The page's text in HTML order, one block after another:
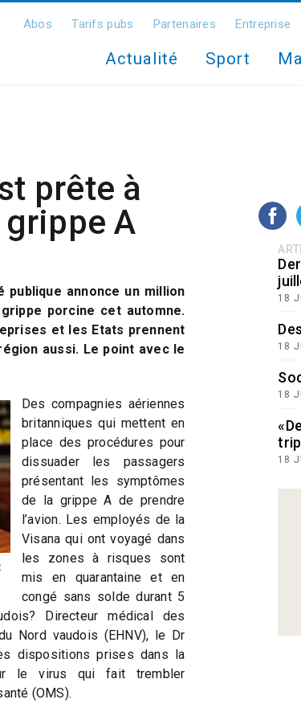
Abos Tarifs pubs Partenaires Entreprise
Actualité Sport
prête à
A
publique annonce un million
porcine cet automne.
et les Etats prennent
aussi. Le point avec le
Des compagnies aériennes
britanniques qui mettent en
place des procédures pour
dissuader les passagers
présentant les symptômes
de la grippe A de prendre
l’avion. Les employés de la
Visana qui ont voyagé dans
les zones à risques sont
mis en quarantaine et en
congé sans solde durant 5
Directeur médical des
Nord vaudois (EHNV), le Dr
dispositions prises dans la
le virus qui fait trembler
(OMS).
18
18
18
18